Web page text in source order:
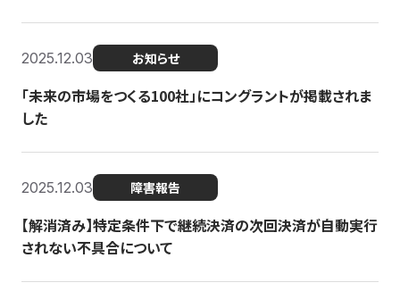
2025.12.03 お知らせ
「未来の市場をつくる100社」にコングラントが掲載されま
した
2025.12.03 障害報告
【解消済み】特定条件下で継続決済の次回決済が自動実行
されない不具合について